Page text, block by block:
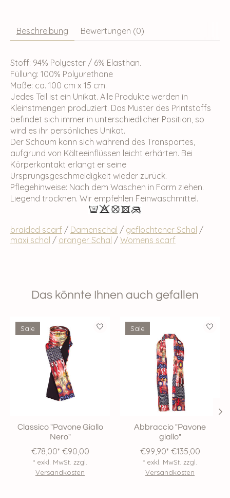
Beschreibung Bewertungen (0)
Stoff: 94% Polyester / 6% Elasthan.
Füllung: 100% Polyurethane
Maße: ca. 100 cm x 15 cm.
Jedes Teil ist ein Unikat. Alle Produkte werden in
Kleinstmengen produziert. Das Muster des Printstoffs
befindet sich immer in unterschiedlicher Position, so
wird es ihr persönliches Unikat.
Der Schaum kann sich während des Transportes,
aufgrund von Kälteeinflüssen leicht erhärten. Bei
Körperkontakt erlangt er seine
Ursprungsgeschmeidigkeit wieder zurück.
Pflegehinweise: Nach dem Waschen in Form ziehen.
Liegend trocknen. Wir empfehlen Feinwaschmittel.
braided scarf / Damenschal / geflochtener Schal /
maxi schal / oranger Schal / Womens scarf
Das könnte Ihnen auch gefallen
Produkt-Karussell-Artikel
Sale
Classico "Pavone Giallo
Nero"
€78,00* €90,00
* exkl. MwSt. zzgl.
Versandkosten
Sale
Abbraccio "Pavone
giallo"
€99,90* €135,00
* exkl. MwSt. zzgl.
Versandkosten